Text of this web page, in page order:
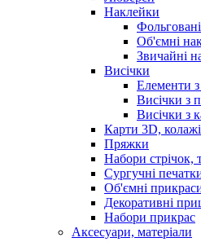
Наклейки
Фольговані
Об'ємні
Звичайні
Висічки
Елементи
Висічки з
Висічки з
Карти 3D, колажі
Пряжки
Набори стрічок,
Сургучні
Об'ємні
Декоративні
Набори прикрас
Аксесуари, матеріали